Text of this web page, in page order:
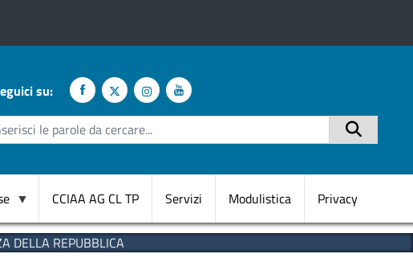
su:
Cerca
CCIAA AG CL TP Servizi Modulistica Privacy
DELLA REPUBBLICA